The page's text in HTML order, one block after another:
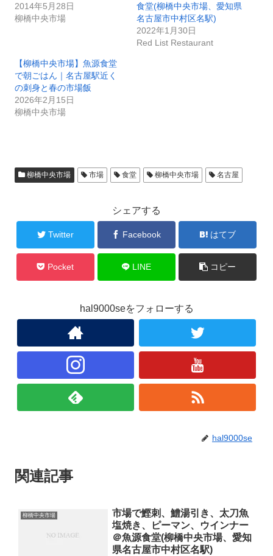
2014年5月28日
柳橋中央市場
食堂(柳橋中央市場、愛知県
名古屋市中村区名駅)
2022年1月30日
Red List Restaurant
【柳橋中央市場】魚源食堂
で朝ごはん｜名古屋駅近く
の刺身と春の市場飯
2026年2月15日
柳橋中央市場
柳橋中央市場 市場 食堂 柳橋中央市場 名古屋
シェアする
Twitter Facebook はてブ
Pocket LINE コピー
hal9000seをフォローする
hal9000se
関連記事
柳橋中央市場
市場で鰹刺、鱧湯引き、太刀魚
塩焼き、ピーマン、ウインナー
＠魚源食堂(柳橋中央市場、愛知
県名古屋市中村区名駅)